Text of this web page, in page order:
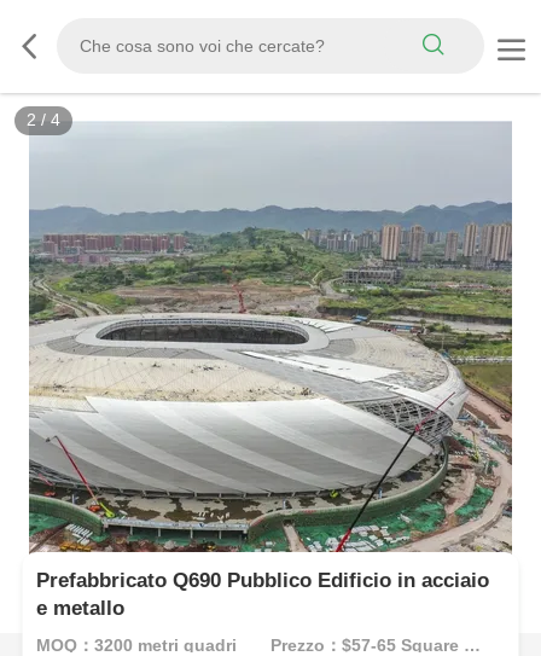
2 / 4
Prefabbricato Q690 Pubblico Edificio in acciaio
e metallo
MOQ：3200 metri quadri Prezzo：$57-65 Square Meters